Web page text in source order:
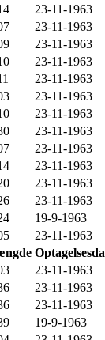
23-11-1963
23-11-1963
23-11-1963
23-11-1963
23-11-1963
23-11-1963
23-11-1963
23-11-1963
23-11-1963
23-11-1963
23-11-1963
23-11-1963
19-9-1963
23-11-1963
23-11-1963
23-11-1963
23-11-1963
19-9-1963